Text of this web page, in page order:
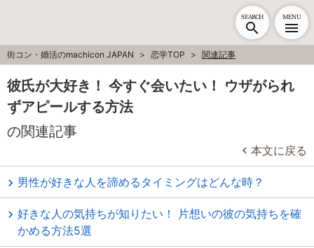
SEARCH MENU
街コン・婚活のmachicon JAPAN 恋学TOP 関連記事
彼氏が大好き！ 今すぐ会いたい！ ウザがられ
ずアピールする方法
の関連記事
本文に戻る
男性が好きな人を諦めるタイミングはどんな時？
好きな人の気持ちが知りたい！ 片想いの彼の気持ちを確
かめる方法5選